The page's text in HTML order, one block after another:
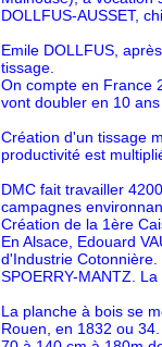
DOLLFUS-AUSSET,
Emile DOLLFUS,
tissage.
On compte en France
vont doubler en 10 ans
Création d'un tissage
productivité est
DMC fait travailler
campagnes
Création de la 1ère
En Alsace, Edouard
d'Industrie
SPOERRY-MANTZ.
La planche à bois se
Rouen, en 1832 ou